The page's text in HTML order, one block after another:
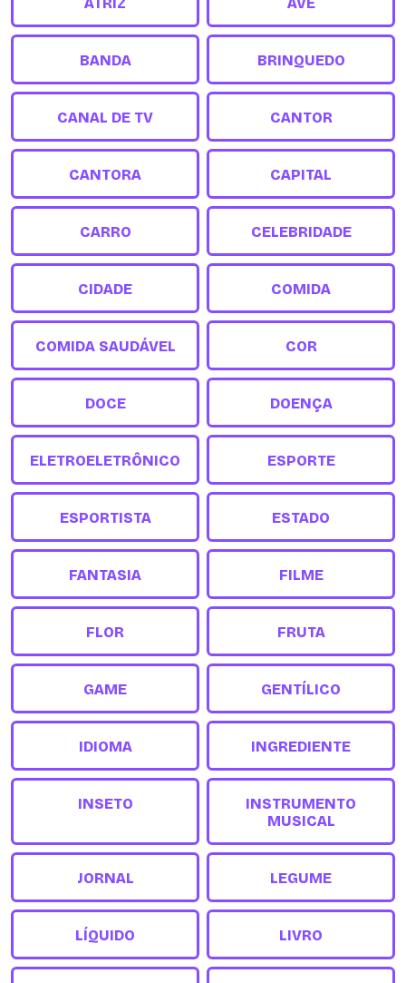
BANDA BRINQUEDO
CANAL DE TV CANTOR
CANTORA CAPITAL
CARRO CELEBRIDADE
CIDADE COMIDA
COMIDA SAUDÁVEL COR
DOCE DOENÇA
ELETROELETRÔNICO ESPORTE
ESPORTISTA ESTADO
FANTASIA FILME
FLOR FRUTA
GAME GENTÍLICO
IDIOMA INGREDIENTE
INSETO
INSTRUMENTO
MUSICAL
JORNAL LEGUME
LÍQUIDO LIVRO